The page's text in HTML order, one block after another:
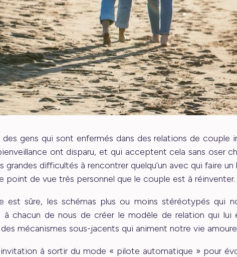
des gens qui sont enfermés dans des relations de couple
ont disparu, et qui acceptent cela sans oser
grandes difficultés à rencontrer quelqu’un avec qui faire
point de vue très personnel que le couple est à réinventer.
est sûre, les schémas plus ou moins stéréotypés qui
à chacun de nous de créer le modèle de relation qui
mécanismes sous-jacents qui animent notre vie
invitation à sortir du mode « pilote automatique » pour